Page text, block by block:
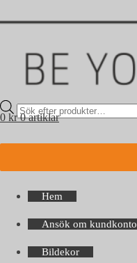
Products
search
0 kr 0 artiklar
Hem
Ansök om kundkonto
Bildekor